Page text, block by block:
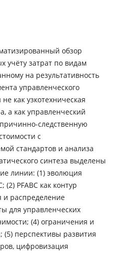
обзор
учёту затрат по видам
на результативность
управленческого
не как узкотехническая
а как управленческий
следственную
с
стандартов и анализа
синтеза выделены
линии: (1) эволюция
(2) PFABC как контур
и распределение
для управленческих
(4) ограничения и
перспективы развития
цифровизация